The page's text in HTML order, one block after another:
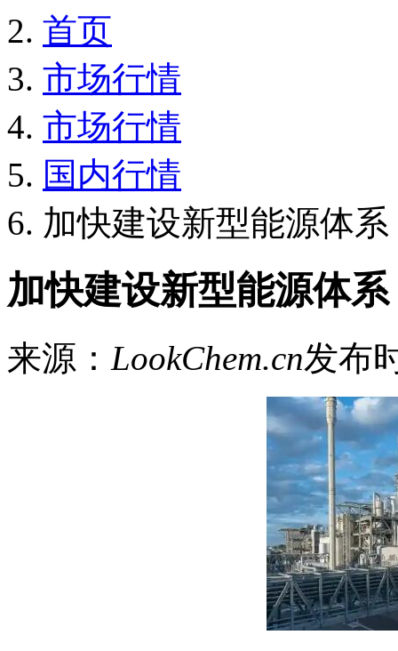
首页
市场行情
市场行情
国内行情
加快建设新型能源体
加快建设新型能源体
来源： LookChem.cn发布